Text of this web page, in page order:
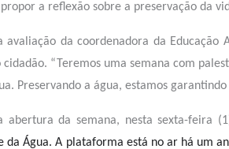
a reflexão sobre a preservação da
avaliação da coordenadora da Educação
cidadão. “Teremos uma semana com
Preservando a água, estamos
abertura da semana, nesta sexta-feira
da Água. A plataforma está no ar há um